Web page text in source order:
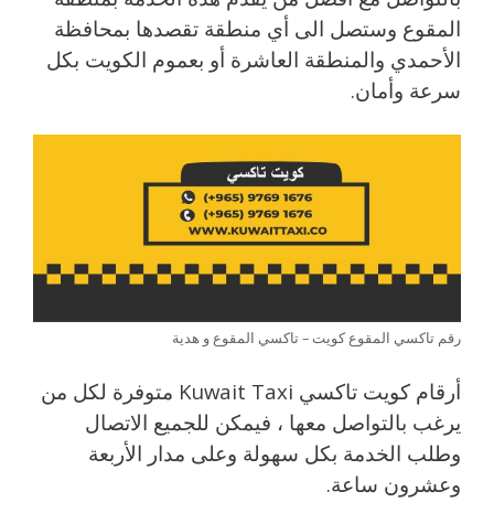
المقوع وستصل الى أي منطقة تقصدها بمحافظة
الأحمدي والمنطقة العاشرة أو بعموم الكويت بكل
سرعة وأمان.
رقم تاكسي المقوع كويت – تاكسي المقوع و هدية
أرقام كويت تاكسي Kuwait Taxi متوفرة لكل من
يرغب بالتواصل معها ، فيمكن للجميع الاتصال
وطلب الخدمة بكل سهولة وعلى مدار الأربعة
وعشرون ساعة.